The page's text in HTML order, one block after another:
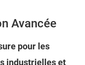
Avancée
pour les
industrielles et